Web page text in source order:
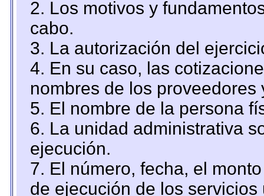
2. Los motivos y
cabo.
3. La autorización del
4. En su caso, las
nombres de los proveedores
5. El nombre de la persona
6. La unidad administrativa
ejecución.
7. El número, fecha, el
de ejecución de los servicios